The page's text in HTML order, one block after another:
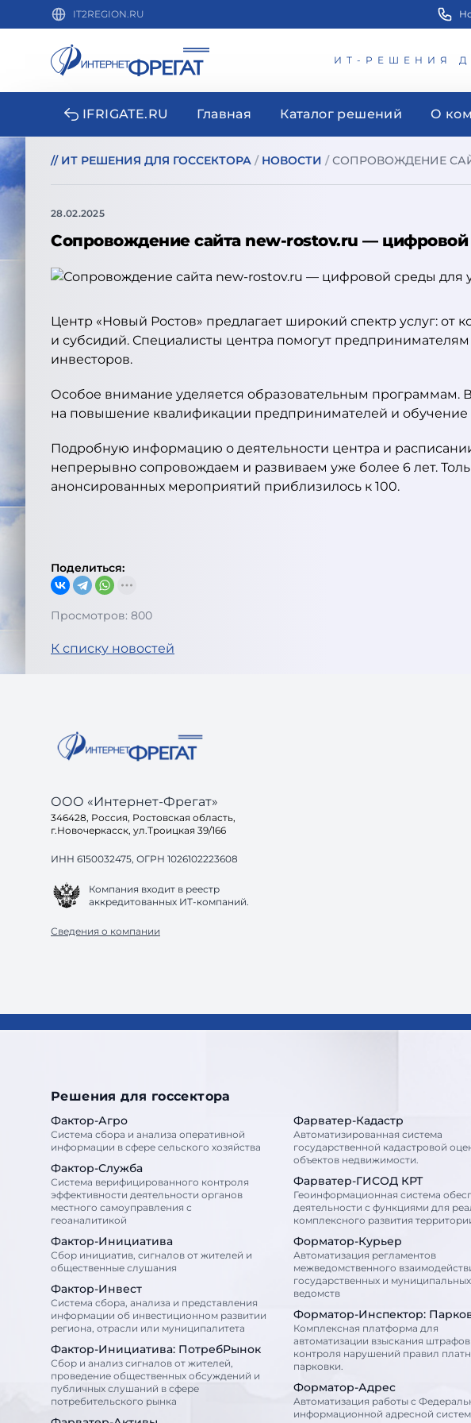
IT2REGION.RU
ИТ-РЕШЕНИЯ
IFRIGATE.RU Главная Каталог решений О
// ИТ РЕШЕНИЯ ДЛЯ ГОССЕКТОРА / НОВОСТИ / СОПРОВОЖДЕНИЕ
28.02.2025
Сопровождение сайта new-rostov.ru — цифровой
Центр «Новый Ростов» предлагает широкий спектр услуг:
и субсидий. Специалисты центра помогут
инвесторов.
Особое внимание уделяется образовательным программам.
на повышение квалификации предпринимателей и
Подробную информацию о деятельности центра и
непрерывно сопровождаем и развиваем уже более 6 лет.
анонсированных мероприятий приблизилось к 100.
Поделиться:
Просмотров: 800
К списку новостей
ООО «Интернет-Фрегат»
346428, Россия, Ростовская область,
г.Новочеркасск, ул.Троицкая 39/166
ИНН 6150032475, ОГРН 1026102223608
Компания входит в реестр
аккредитованных ИТ-компаний.
Сведения о компании
Решения для госсектора
Фактор-Агро
Система сбора и анализа оперативной
информации в сфере сельского хозяйства
Фактор-Служба
Система верифицированного контроля
эффективности деятельности органов
местного самоуправления с
геоаналитикой
Фактор-Инициатива
Сбор инициатив, сигналов от жителей и
общественные слушания
Фактор-Инвест
Система сбора, анализа и представления
информации об инвестиционном развитии
региона, отрасли или муниципалитета
Фактор-Инициатива: ПотребРынок
Сбор и анализ сигналов от жителей,
проведение общественных обсуждений и
публичных слушаний в сфере
потребительского рынка
Фарватер-Кадастр
Автоматизированная система
государственной кадастровой
объектов недвижимости.
Фарватер-ГИСОД КРТ
Геоинформационная система
деятельности с функциями для
комплексного развития
Форматор-Курьер
Автоматизация регламентов
межведомственного
государственных и муниципальных
ведомств
Форматор-Инспектор:
Комплексная платформа для
автоматизации взыскания
контроля нарушений правил
парковки.
Форматор-Адрес
Автоматизация работы с
информационной адресной